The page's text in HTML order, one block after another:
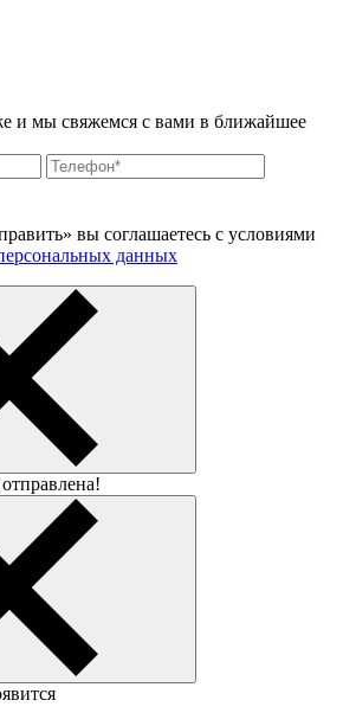
и мы свяжемся с вами в ближайшее
вы соглашаетесь с условиями
данных